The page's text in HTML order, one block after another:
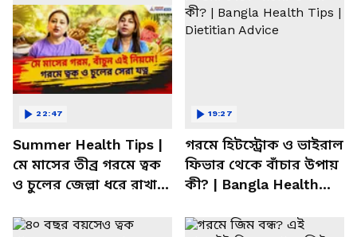
Summer Health Tips |
মে মাসের তীব্র গরমে ত্বক
ও চুলের জেল্লা ধরে রাখার
22:47
গরমে হিটস্ট্রোক ও ভাইরাল
ফিভার থেকে বাঁচার উপায়
কী? | Bangla Health
19:27